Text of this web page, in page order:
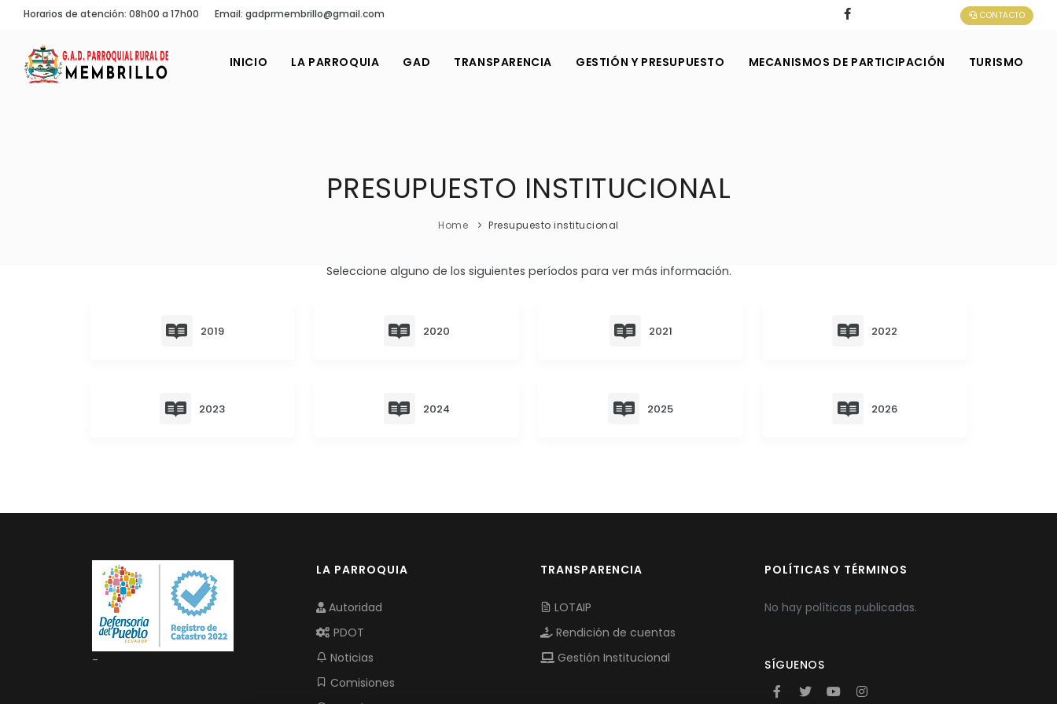
Horarios de atención: 08h00 a 17h00 Email: gadprmembrillo@gmail.com CONTACTO
INICIO LA PARROQUIA GAD TRANSPARENCIA GESTIÓN Y PRESUPUESTO MECANISMOS DE PARTICIPACIÓN TURISMO
PRESUPUESTO INSTITUCIONAL
Home Presupuesto institucional
Seleccione alguno de los siguientes períodos para ver más información.
2019 2020 2021 2022
2023 2024 2025 2026
-
LA PARROQUIA
Autoridad
PDOT
Noticias
Comisiones
TRANSPARENCIA
LOTAIP
Rendición de cuentas
Gestión Institucional
POLÍTICAS Y TÉRMINOS
No hay políticas publicadas.
SÍGUENOS